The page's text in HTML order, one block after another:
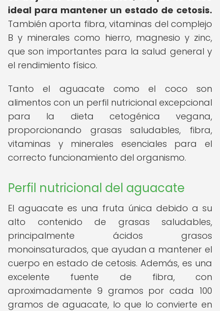
ideal para mantener un estado de cetosis.
También aporta fibra, vitaminas del complejo
B y minerales como hierro, magnesio y zinc,
que son importantes para la salud general y
el rendimiento físico.
Tanto el aguacate como el coco son
alimentos con un perfil nutricional excepcional
para la dieta cetogénica vegana,
proporcionando grasas saludables, fibra,
vitaminas y minerales esenciales para el
correcto funcionamiento del organismo.
Perfil nutricional del aguacate
El aguacate es una fruta única debido a su
alto contenido de grasas saludables,
principalmente ácidos grasos
monoinsaturados, que ayudan a mantener el
cuerpo en estado de cetosis. Además, es una
excelente fuente de fibra, con
aproximadamente 9 gramos por cada 100
gramos de aguacate, lo que lo convierte en